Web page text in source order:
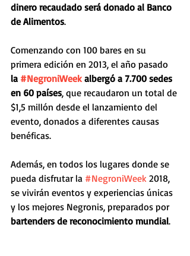
dinero recaudado será donado al Banco
de Alimentos.
Comenzando con 100 bares en su
primera edición en 2013, el año pasado
la #NegroniWeek albergó a 7.700 sedes
en 60 países, que recaudaron un total de
$1,5 millón desde el lanzamiento del
evento, donados a diferentes causas
benéficas.
Además, en todos los lugares donde se
pueda disfrutar la #NegroniWeek 2018,
se vivirán eventos y experiencias únicas
y los mejores Negronis, preparados por
bartenders de reconocimiento mundial.